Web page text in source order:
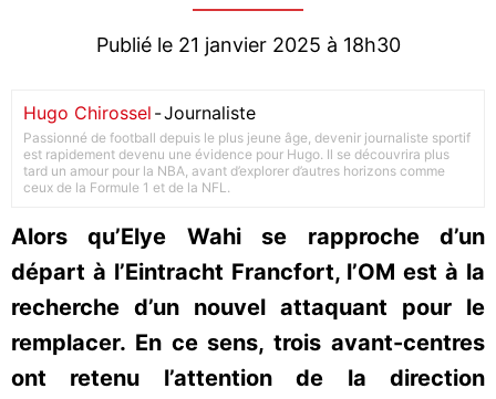
Publié le 21 janvier 2025 à 18h30
Hugo Chirossel -Journaliste
Passionné de football depuis le plus jeune âge, devenir journaliste sportif
est rapidement devenu une évidence pour Hugo. Il se découvrira plus
tard un amour pour la NBA, avant d’explorer d’autres horizons comme
ceux de la Formule 1 et de la NFL.
Alors qu’Elye Wahi se rapproche d’un
départ à l’Eintracht Francfort, l’OM est à la
recherche d’un nouvel attaquant pour le
remplacer. En ce sens, trois avant-centres
ont retenu l’attention de la direction